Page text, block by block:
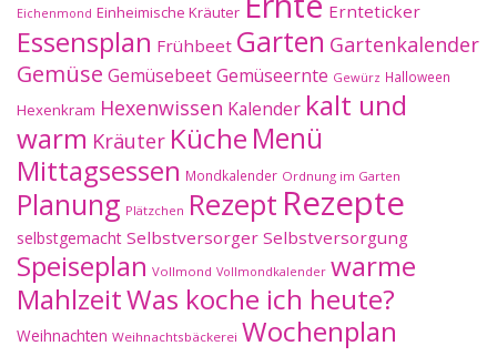
Eichenmond Einheimische Kräuter Ernteticker
Essensplan Frühbeet Garten Gartenkalender
Gemüse GemüsebeetGemüseernte Gewürz Halloween
Hexenkram Hexenwissen Kalender kalt und
warm Kräuter Küche Menü
Mittagsessen Mondkalender Ordnung im Garten
Planung Plätzchen Rezept Rezepte
selbstgemacht Selbstversorger Selbstversorgung
Speiseplan Vollmond Vollmondkalender warme
MahlzeitWas koche ich heute?
Weihnachten Weihnachtsbäckerei Wochenplan